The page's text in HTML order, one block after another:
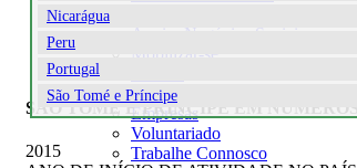
Mobilizar-se
Emergências Humanitárias
Empresas
Voluntariado
Trabalhe Connosco
Nicarágua
Peru
Portugal
São Tomé e Príncipe
SÃO TOMÉ E PRÍNCIPE EM NÚMEROS
2015